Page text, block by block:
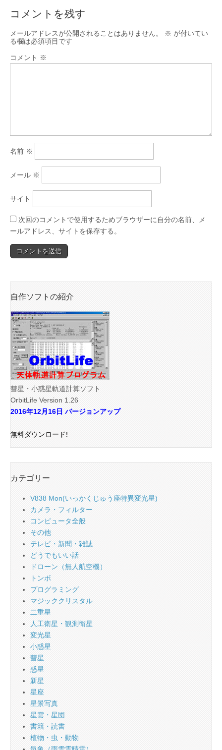
コメントを残す
メールアドレスが公開されることはありません。 ※ が付いてい
る欄は必須項目です
コメント ※
名前 ※
メール ※
サイト
次回のコメントで使用するためブラウザーに自分の名前、メ
ールアドレス、サイトを保存する。
自作ソフトの紹介
彗星・小惑星軌道計算ソフト
OrbitLife Version 1.26
2016年12月16日 バージョンアップ
無料ダウンロード!
カテゴリー
V838 Mon(いっかくじゅう座特異変光星)
カメラ・フィルター
コンピュータ全般
その他
テレビ・新聞・雑誌
どうでもいい話
ドローン（無人航空機）
トンボ
プログラミング
マジッククリスタル
二重星
人工衛星・観測衛星
変光星
小惑星
彗星
惑星
新星
星座
星景写真
星雲・星団
書籍・読書
植物・虫・動物